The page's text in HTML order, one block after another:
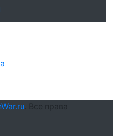
. Все права